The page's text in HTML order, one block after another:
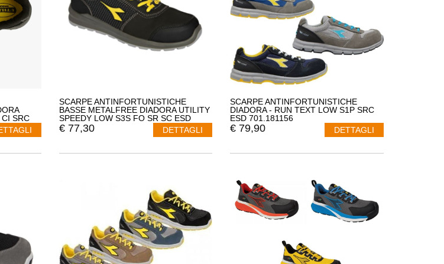
SRC
SCARPE ANTINFORTUNISTICHE
BASSE METALFREE DIADORA UTILITY
SPEEDY LOW S3S FO SR SC ESD
701.182355 COMODE LEGGERE
€ 77,30 DETTAGLI
SCARPE ANTINFORTUNISTICHE
DIADORA - RUN TEXT LOW S1P SRC
ESD 701.181156
€ 79,90 DETTAGLI